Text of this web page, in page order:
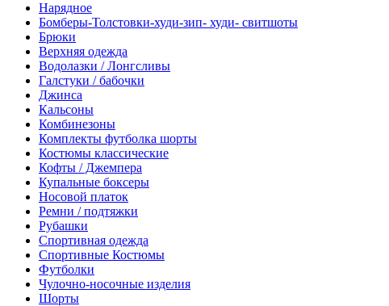
Нарядное
Бомберы-Толстовки-худи-зип- худи- свитшоты
Брюки
Верхняя одежда
Водолазки / Лонгсливы
Галстуки / бабочки
Джинса
Кальсоны
Комбинезоны
Комплекты футболка шорты
Костюмы классические
Кофты / Джемпера
Купальные боксеры
Носовой платок
Ремни / подтяжки
Рубашки
Спортивная одежда
Спортивные Костюмы
Футболки
Чулочно-носочные изделия
Шорты